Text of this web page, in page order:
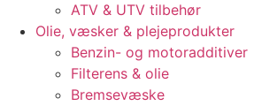
ATV & UTV tilbehør
Olie, væsker & plejeprodukter
Benzin- og motoradditiver
Filterens & olie
Bremsevæske